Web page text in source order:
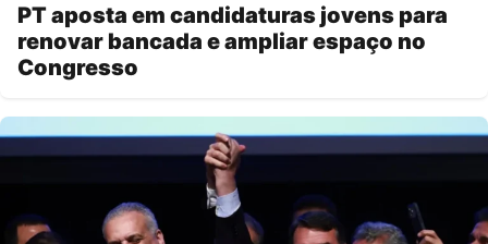
PT aposta em candidaturas jovens para
renovar bancada e ampliar espaço no
Congresso